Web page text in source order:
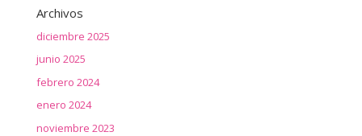
Archivos
diciembre 2025
junio 2025
febrero 2024
enero 2024
noviembre 2023